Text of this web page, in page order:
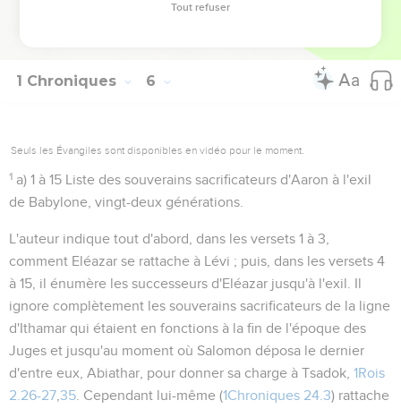
1 Chroniques 6
Seuls les Évangiles sont disponibles en vidéo pour le moment.
1 a) 1 à 15 Liste des souverains sacrificateurs d'Aaron à l'exil
de Babylone, vingt-deux générations.
L'auteur indique tout d'abord, dans les versets 1 à 3,
comment Eléazar se rattache à Lévi ; puis, dans les versets 4
à 15, il énumère les successeurs d'Eléazar jusqu'à l'exil. Il
ignore complètement les souverains sacrificateurs de la ligne
d'Ithamar qui étaient en fonctions à la fin de l'époque des
Juges et jusqu'au moment où Salomon déposa le dernier
d'entre eux, Abiathar, pour donner sa charge à Tsadok, 1Rois
2.26-27 35 . Cependant lui-même (1Chroniques 24.3) rattache
Tout refuser